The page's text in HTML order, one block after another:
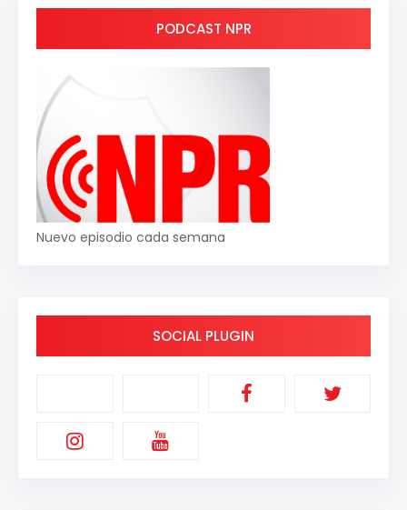
PODCAST NPR
Nuevo episodio cada semana
SOCIAL PLUGIN